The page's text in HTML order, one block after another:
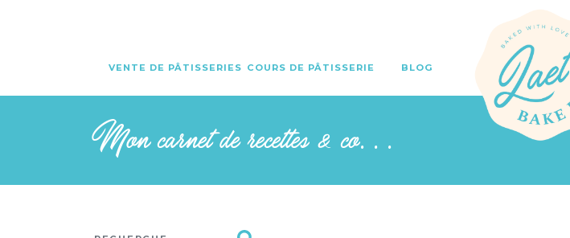
VENTE DE PÂTISSERIES COURS DE PÂTISSERIE BLOG
Mon carnet de recettes & co...